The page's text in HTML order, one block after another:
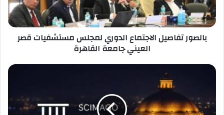
قصر
العيني
جامعة
القاهرة
بالصور تفاصيل الاجتماع الدوري لمجلس مستشفيات قصر
العيني جامعة القاهرة
جامعة
مصريًا
وإفريقيًا..